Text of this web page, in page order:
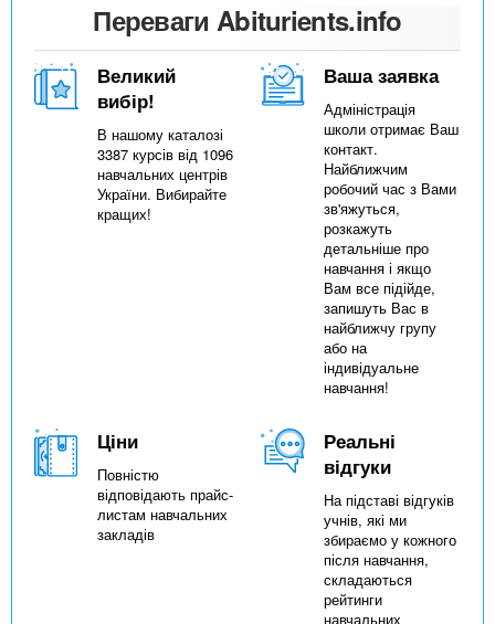
Переваги Abiturients.info
Великий
вибір!
В нашому каталозі
3387 курсів від 1096
навчальних центрів
України. Вибирайте
кращих!
Ваша заявка
Адміністрація
школи отримає Ваш
контакт.
Найближчим
робочий час з Вами
зв'яжуться,
розкажуть
детальніше про
навчання і якщо
Вам все підійде,
запишуть Вас в
найближчу групу
або на
індивідуальне
навчання!
Ціни
Повністю
відповідають прайс-
листам навчальних
закладів
Реальні
відгуки
На підставі відгуків
учнів, які ми
збираємо у кожного
після навчання,
складаються
рейтинги
навчальних